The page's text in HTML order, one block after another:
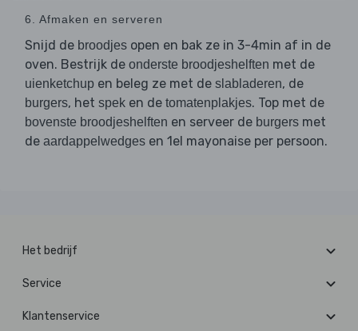
6. Afmaken en serveren
Snijd de broodjes open en bak ze in 3-4min af in de
oven. Bestrijk de onderste broodjeshelften met de
uienketchup en beleg ze met de slabladeren, de
burgers, het spek en de tomatenplakjes. Top met de
bovenste broodjeshelften en serveer de burgers met
de aardappelwedges en 1el mayonaise per persoon.
Het bedrijf
Service
Klantenservice